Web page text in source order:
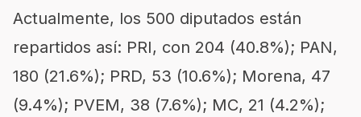
Actualmente, los 500 diputados están
repartidos así: PRI, con 204 (40.8%); PAN,
180 (21.6%); PRD, 53 (10.6%); Morena, 47
(9.4%); PVEM, 38 (7.6%); MC, 21 (4.2%);